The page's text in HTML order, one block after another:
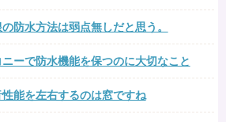
防水方法は弱点無しだと思う。
ーで防水機能を保つのに大切なこと
性能を左右するのは窓ですね